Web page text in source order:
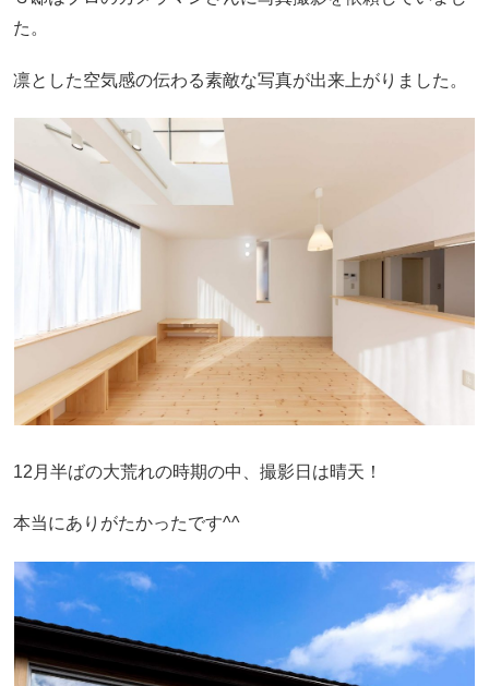
た。
凛とした空気感の伝わる素敵な写真が出来上がりました。
12月半ばの大荒れの時期の中、撮影日は晴天！
本当にありがたかったです^^